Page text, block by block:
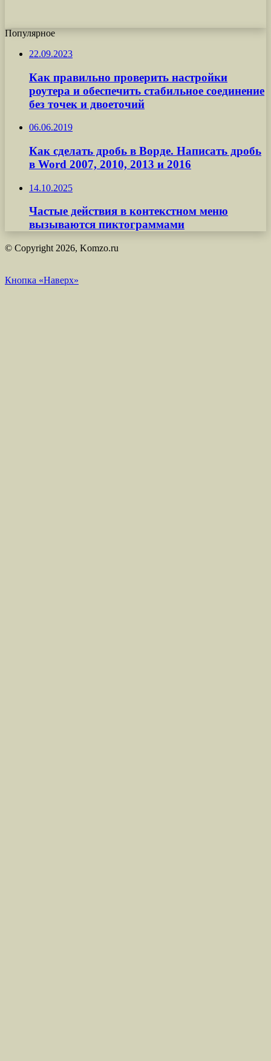
Популярное
22.09.2023
Как правильно проверить настройки
роутера и обеспечить стабильное соединение
без точек и двоеточий
06.06.2019
Как сделать дробь в Ворде. Написать дробь
в Word 2007, 2010, 2013 и 2016
14.10.2025
Частые действия в контекстном меню
вызываются пиктограммами
© Copyright 2026, Komzo.ru
Кнопка «Наверх»